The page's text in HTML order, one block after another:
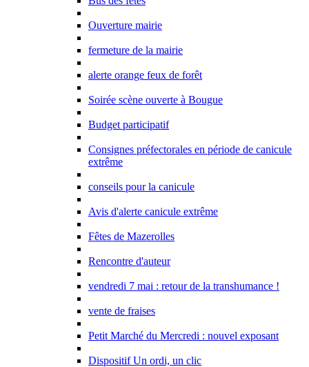
Ouverture mairie
fermeture de la mairie
alerte orange feux de forêt
Soirée scène ouverte à Bougue
Budget participatif
Consignes préfectorales en période de canicule
extrême
conseils pour la canicule
Avis d'alerte canicule extrême
Fêtes de Mazerolles
Rencontre d'auteur
vendredi 7 mai : retour de la transhumance !
vente de fraises
Petit Marché du Mercredi : nouvel exposant
Dispositif Un ordi, un clic